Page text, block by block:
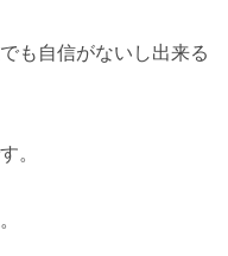
も自信がないし出来る
。